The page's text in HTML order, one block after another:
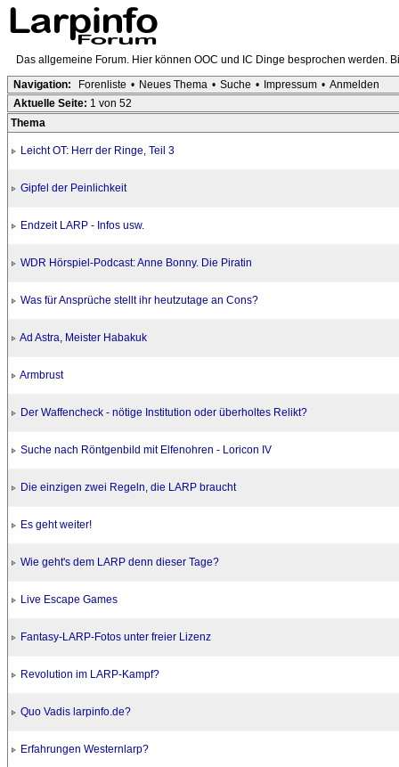
Das allgemeine Forum. Hier können OOC und IC Dinge besprochen werden.
Navigation:
Forenliste • Neues Thema • Suche • Impressum • Anmelden
Aktuelle Seite: 1 von 52
Thema
Leicht OT: Herr der Ringe, Teil 3
Gipfel der Peinlichkeit
Endzeit LARP - Infos usw.
WDR Hörspiel-Podcast: Anne Bonny. Die Piratin
Was für Ansprüche stellt ihr heutzutage an Cons?
Ad Astra, Meister Habakuk
Armbrust
Der Waffencheck - nötige Institution oder überholtes Relikt?
Suche nach Röntgenbild mit Elfenohren - Loricon IV
Die einzigen zwei Regeln, die LARP braucht
Es geht weiter!
Wie geht's dem LARP denn dieser Tage?
Live Escape Games
Fantasy-LARP-Fotos unter freier Lizenz
Revolution im LARP-Kampf?
Quo Vadis larpinfo.de?
Erfahrungen Westernlarp?